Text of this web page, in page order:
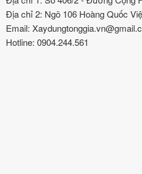
Địa chỉ 2: Ngõ 106 Hoàng Quốc
Email:
Hotline: 0904.244.561